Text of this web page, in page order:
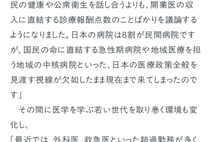
民の健康や公衆衛生を話し合うよりも、開業医の収
入に直結する診療報酬点数のことばかりを議論する
ようになりました。日本の病院は8割が民間病院です
が、国民の命に直結する急性期病院や地域医療を担
う地域の中核病院といった、日本の医療政策全般を
見渡す視線が欠如したまま現在まで来てしまったので
す」
その間に医学を学ぶ若い世代を取り巻く環境も変
化し、
「最近では、外科医、救急医といった超過勤務が多く